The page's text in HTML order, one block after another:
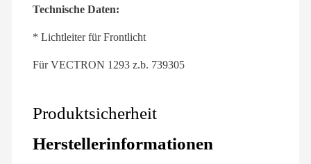
Technische Daten:
* Lichtleiter für Frontlicht
Für VECTRON 1293 z.b. 739305
Produktsicherheit
Herstellerinformationen